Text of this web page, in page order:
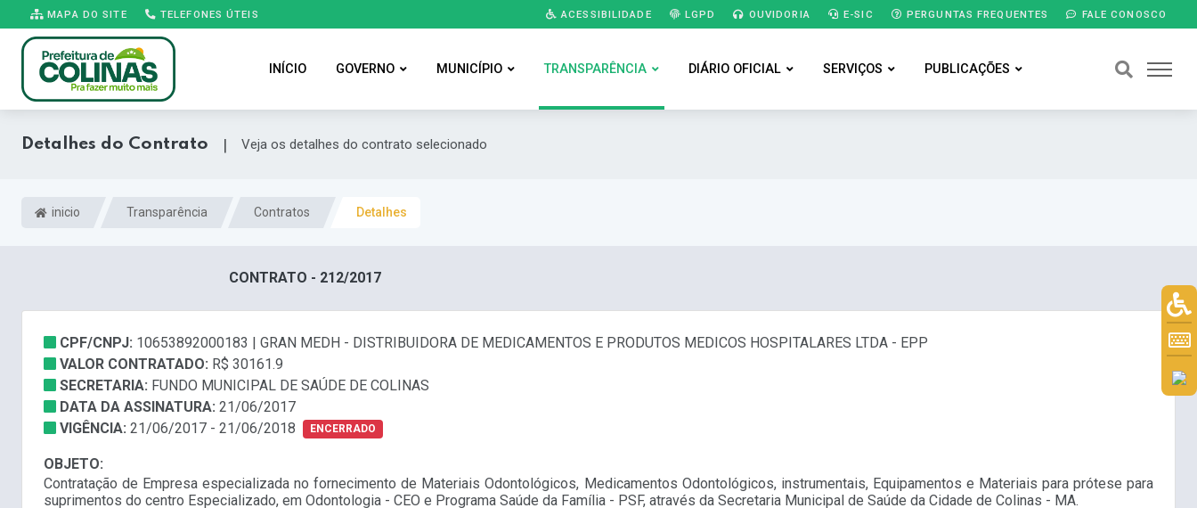
MAPA DO SITE TELEFONES ÚTEIS ACESSIBILIDADE LGPD OUVIDORIA E-SIC PERGUNTAS FREQUENTES FALE CONOSCO
INÍCIO GOVERNO MUNICÍPIO TRANSPARÊNCIA DIÁRIO OFICIAL SERVIÇOS PUBLICAÇÕES
Detalhes do Contrato | Veja os detalhes do contrato selecionado
inicio Transparência Contratos Detalhes
CONTRATO - 212/2017
CPF/CNPJ: 10653892000183 | GRAN MEDH - DISTRIBUIDORA DE MEDICAMENTOS E PRODUTOS MEDICOS HOSPITALARES LTDA - EPP
VALOR CONTRATADO: R$ 30161.9
SECRETARIA: FUNDO MUNICIPAL DE SAÚDE DE COLINAS
DATA DA ASSINATURA: 21/06/2017
VIGÊNCIA: 21/06/2017 - 21/06/2018 ENCERRADO
OBJETO:
Contratação de Empresa especializada no fornecimento de Materiais Odontológicos, Medicamentos Odontológicos, instrumentais, Equipamentos e Materiais para prótese para
suprimentos do centro Especializado, em Odontologia - CEO e Programa Saúde da Família - PSF, através da Secretaria Municipal de Saúde da Cidade de Colinas - MA.